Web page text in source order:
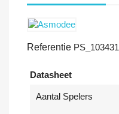
Referentie PS_103431
Datasheet
Aantal Spelers